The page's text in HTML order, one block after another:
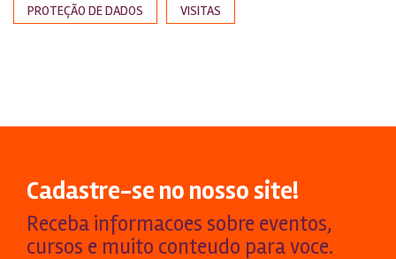
PROTEÇÃO DE DADOS VISITAS
Cadastre-se no nosso site!
Receba informacoes sobre eventos,
cursos e muito conteudo para voce.